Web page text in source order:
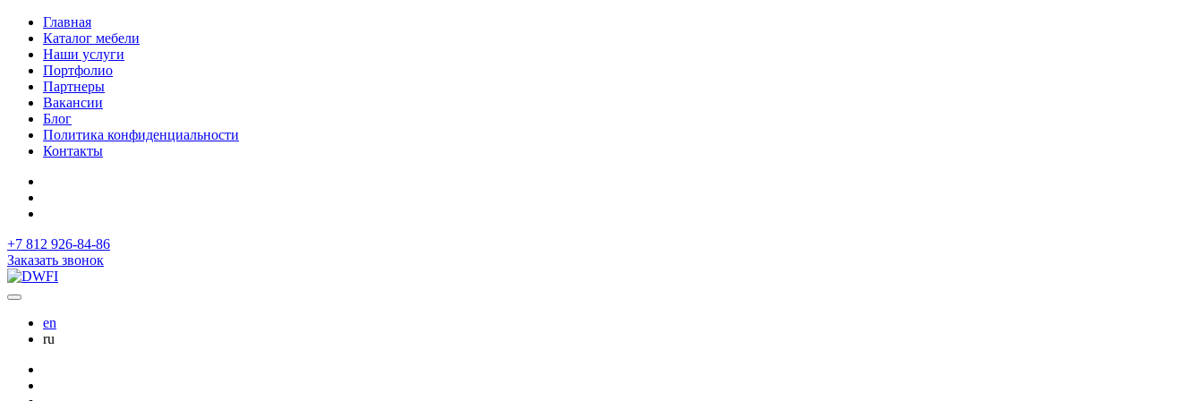
Главная
Каталог мебели
Наши услуги
Портфолио
Партнеры
Вакансии
Блог
Политика конфиденциальности
Контакты
+7 812 926-84-86
Заказать звонок
en
ru